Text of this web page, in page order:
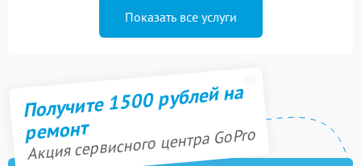
Показать все услуги
Получите 1500 рублей на
ремонт
Акция сервисного центра GoPro